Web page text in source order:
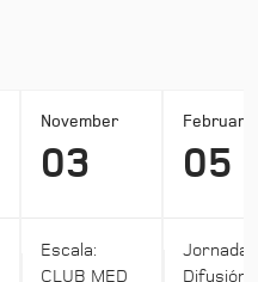
November
03
Escala:
CLUB MED
February
05
Jornada:
Difusión